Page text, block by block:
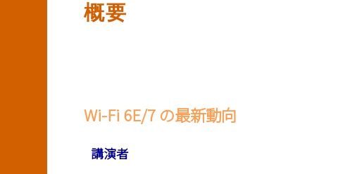
概要
Wi-Fi 6E/7 の最新動向
講演者